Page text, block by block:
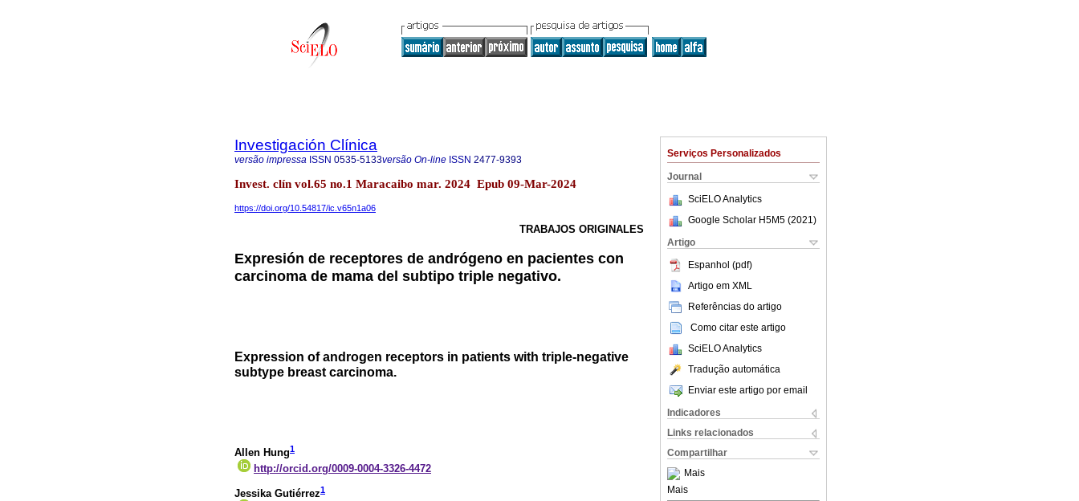
Serviços Personalizados
Journal
SciELO Analytics
Google Scholar H5M5 (2021 )
Artigo
Espanhol (pdf)
Artigo em XML
Referências do artigo
Como citar este artigo
SciELO Analytics
Tradução automática
Enviar este artigo por email
Indicadores
Links relacionados
Compartilhar
Mais
Mais
Investigación Clínica
versão impressa ISSN 0535-5133versão On-line ISSN 2477-9393
Invest. clín vol.65 no.1 Maracaibo mar. 2024 Epub 09-Mar-2024
https://doi.org/10.54817/ic.v65n1a06
TRABAJOS ORIGINALES
Expresión de receptores de andrógeno en pacientes con
carcinoma de mama del subtipo triple negativo.
Expression of androgen receptors in patients with triple-negative
subtype breast carcinoma.
Allen Hung1
http://orcid.org/0009-0004-3326-4472
Jessika Gutiérrez1